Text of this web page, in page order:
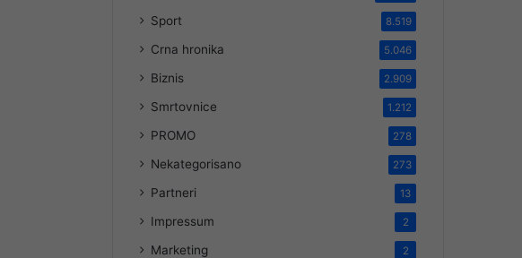
Sport 8.519
Crna hronika 5.046
Biznis 2.909
Smrtovnice 1.212
PROMO 278
Nekategorisano 273
Partneri 13
Impressum 2
Marketing 2